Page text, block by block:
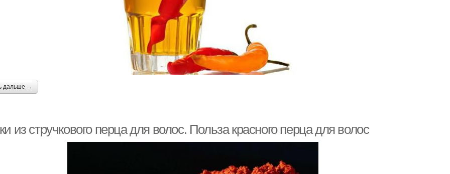
дальше →
из стручкового перца для волос. Польза красного перца для волос